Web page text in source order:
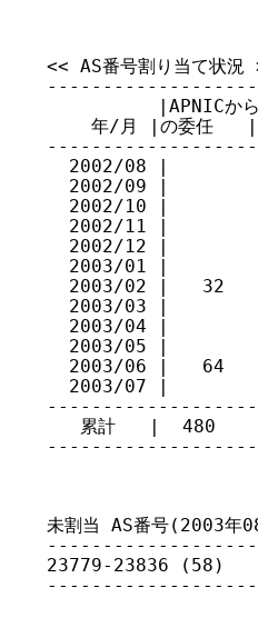
<< AS番号割り当て状況
|APNICか
年/月 |の委任
2002/08 |
2002/09 |
2002/10 |
2002/11 |
2002/12 |
2003/01 |
2003/02 |   32
2003/03 |
2003/04 |
2003/05 |
2003/06 |   64
2003/07 |
累計   |  480
未割当 AS番号(2003年
23779-23836 (58)